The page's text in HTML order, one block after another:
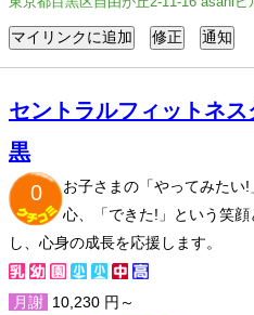
セントラルフィットネス
黒
0
お子さまの「やってみたい
心、「できた!」という笑顔
し、心身の成長を応援します。
月謝 10,230 円～